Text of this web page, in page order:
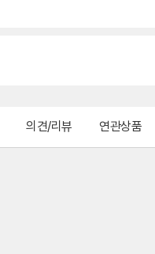
의견/리뷰 연관상품